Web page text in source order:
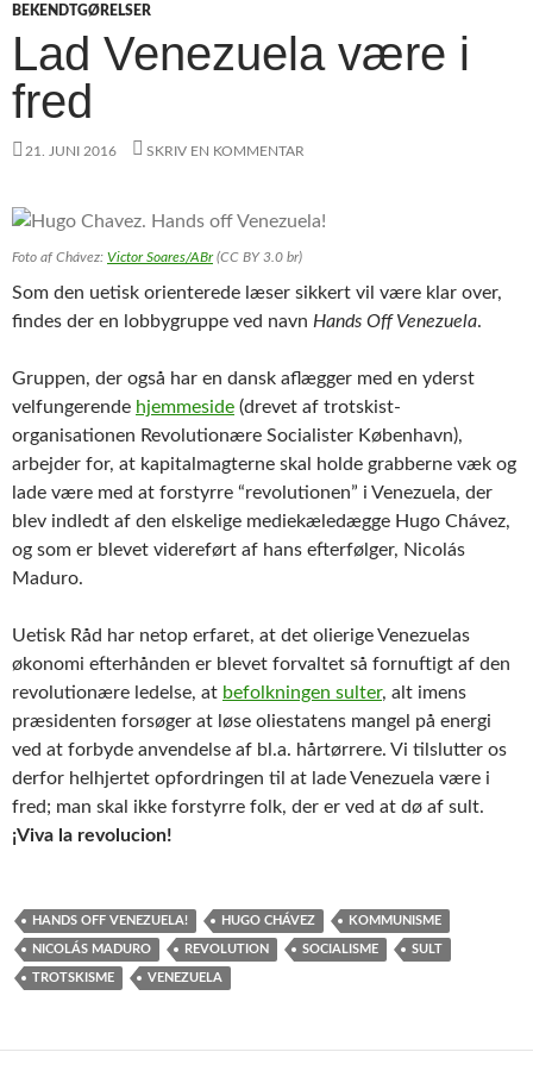
BEKENDTGØRELSER
Lad Venezuela være i
fred
21. JUNI 2016 SKRIV EN KOMMENTAR
Foto af Chávez: Victor Soares/ABr(CC BY 3.0 br)
Som den uetisk orienterede læser sikkert vil være klar over,
findes der en lobbygruppe ved navn Hands Off Venezuela.
Gruppen, der også har en dansk aflægger med en yderst
velfungerende hjemmeside (drevet af trotskist-
organisationen Revolutionære Socialister København),
arbejder for, at kapitalmagterne skal holde grabberne væk og
lade være med at forstyrre “revolutionen” i Venezuela, der
blev indledt af den elskelige mediekæledægge Hugo Chávez,
og som er blevet videreført af hans efterfølger, Nicolás
Maduro.
Uetisk Råd har netop erfaret, at det olierige Venezuelas
økonomi efterhånden er blevet forvaltet så fornuftigt af den
revolutionære ledelse, at befolkningen sulter, alt imens
præsidenten forsøger at løse oliestatens mangel på energi
ved at forbyde anvendelse af bl.a. hårtørrere. Vi tilslutter os
derfor helhjertet opfordringen til at lade Venezuela være i
fred; man skal ikke forstyrre folk, der er ved at dø af sult.
¡Viva la revolucion!
HANDS OFF VENEZUELA! HUGO CHÁVEZ KOMMUNISME
NICOLÁS MADURO REVOLUTION SOCIALISME SULT
TROTSKISME VENEZUELA